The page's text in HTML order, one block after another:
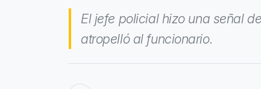
El jefe policial hizo una señal
atropelló al funcionario.